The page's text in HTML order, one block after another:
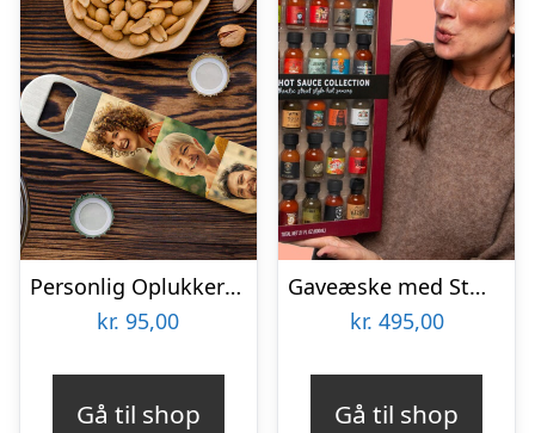
Personlig Oplukker med Billeder
kr. 95,00
Gå til shop
Gaveæske med Stærke Saucer – Thoughtfully
kr. 495,00
Gå til shop